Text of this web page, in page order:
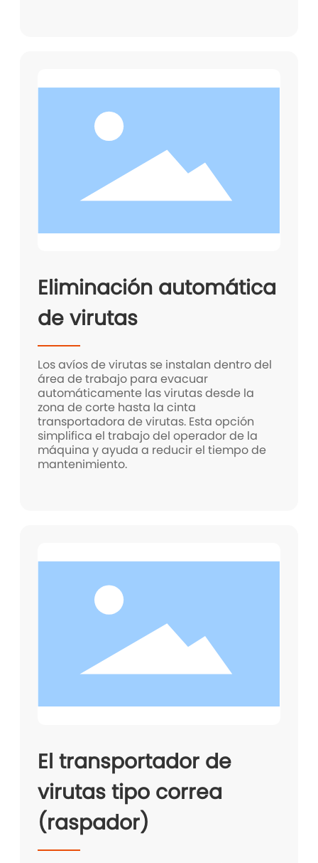
Eliminación automática
de virutas
Los avíos de virutas se instalan dentro del
área de trabajo para evacuar
automáticamente las virutas desde la
zona de corte hasta la cinta
transportadora de virutas. Esta opción
simplifica el trabajo del operador de la
máquina y ayuda a reducir el tiempo de
mantenimiento.
El transportador de
virutas tipo correa
(raspador)